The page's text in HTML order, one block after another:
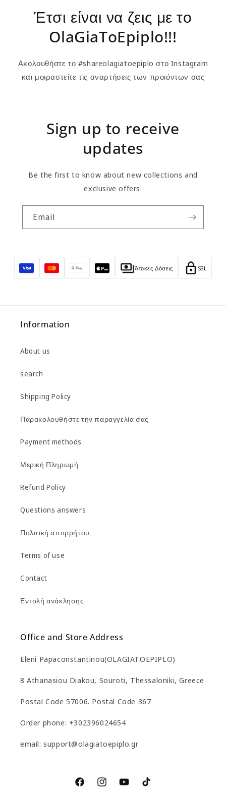
Έτσι είναι να ζεις με το
OlaGiaToEpiplo!!!
Ακολουθήστε το #shareolagiatoepiplo στο Instagram
και μοιραστείτε τις αναρτήσεις των προιόντων σας
Sign up to receive
updates
Be the first to know about new collections and
exclusive offers.
Email
Άτοκες Δόσεις SSL
Information
About us
search
Shipping Policy
Παρακολουθήστε την παραγγελία σας
Payment methods
Μερική Πληρωμή
Refund Policy
Questions answers
Πολιτική απορρήτου
Terms of use
Contact
Εντολή ανάκλησης
Office and Store Address
Eleni Papaconstantinou(OLAGIATOEPIPLO)
8 Athanasiou Diakou, Souroti, Thessaloniki, Greece
Postal Code 57006. Postal Code 367
Order phone: +302396024654
email: support@olagiatoepiplo.gr